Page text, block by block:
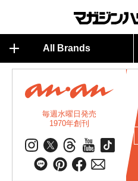
All Brands
毎週水曜日発売
1970年創刊